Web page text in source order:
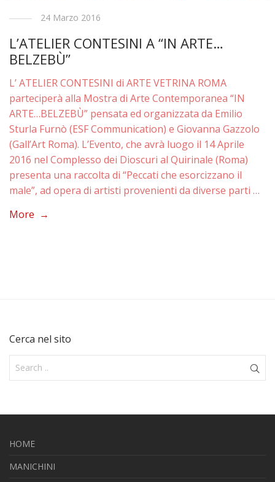
24 Marzo 2016
L’ATELIER CONTESINI A “IN ARTE…
BELZEBÙ”
L’ ATELIER CONTESINI di ARTE VETRINA ROMA
parteciperà alla Mostra di Arte Contemporanea “IN
ARTE…BELZEBÙ” pensata ed organizzata da Emilio
Sturla Furnò (ESF Communication) e Giovanna Gazzolo
(Gall’Art Roma). L’Evento, che avrà luogo il 14 Aprile
2016 nel Complesso dei Dioscuri al Quirinale (Roma)
presenta una raccolta di “Peccati che esorcizzano il
male”, ad opera di artisti provenienti da diverse parti …
More →
Cerca nel sito
HOME
MANICHINI